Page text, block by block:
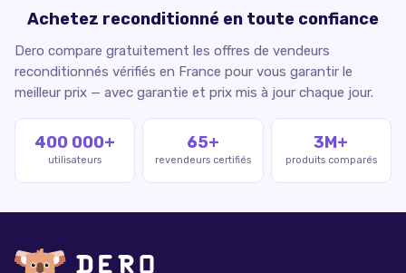
Achetez reconditionné en toute confiance
Dero compare gratuitement les offres de vendeurs
reconditionnés vérifiés en France pour vous garantir le
meilleur prix — avec garantie et prix mis à jour chaque jour.
400 000+
utilisateurs
65+
revendeurs certifiés
3M+
produits comparés